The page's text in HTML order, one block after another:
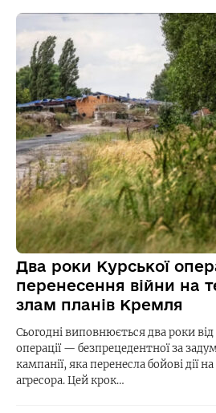
Два роки Курської
перенесення війни на
злам планів Кремля
Сьогодні виповнюється два роки від
операції — безпрецедентної за
кампанії, яка перенесла бойові дії
агресора. Цей крок…